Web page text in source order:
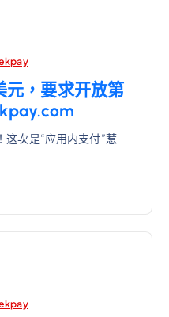
元，要求开放第
次是“应用内支付”惹